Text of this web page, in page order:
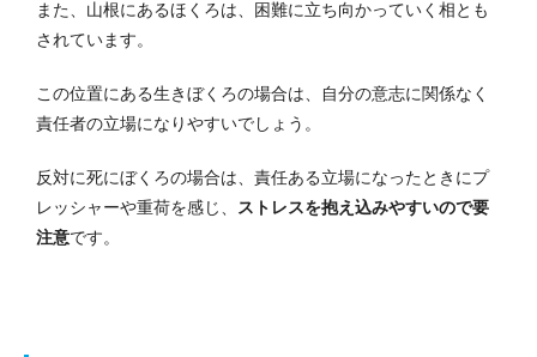
また、山根にあるほくろは、困難に立ち向かっていく相とも
されています。
この位置にある生きぼくろの場合は、自分の意志に関係なく
責任者の立場になりやすいでしょう。
反対に死にぼくろの場合は、責任ある立場になったときにプ
レッシャーや重荷を感じ、
ストレスを抱え込みやすいので要
注意です。